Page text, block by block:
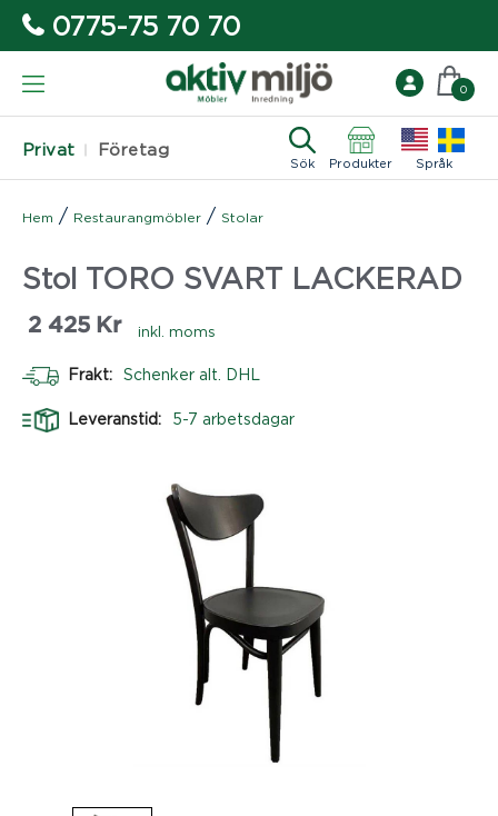
0775-75 70 70
Privat Företag
Sök Produkter Språk
0
Hem / Restaurangmöbler / Stolar
Stol TORO SVART LACKERAD
2 425 Kr inkl. moms
Frakt: Schenker alt. DHL
Leveranstid: 5-7 arbetsdagar